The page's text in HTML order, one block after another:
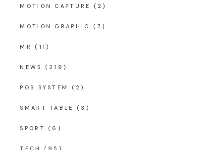
MOTION CAPTURE (2)
MOTION GRAPHIC (7)
MR (11)
NEWS (219)
POS SYSTEM (2)
SMART TABLE (3)
SPORT (6)